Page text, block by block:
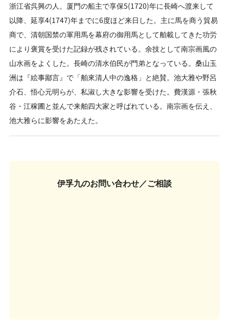
浙江省呉興の人。厦門の船主で享保5(1720)年に長崎へ渡来して
以降、延享4(1747)年までに6度ほど来日した。主に馬を商う貿易
商で、清朝国禁の軍用馬を幕府の御用馬として舶載してきた功労
により褒賞を受けた記録が残されている。余技として南宗画風の
山水画をよくした。長崎の清水伯民が門弟となっている。桑山玉
洲は『絵事鄙言』で「舶來清人中の逸格」と絶賛。池大雅や野呂
介石、悟心元明らが、私淑し大きな影響を受けた。費漢源・張秋
谷・江稼圃と並んで来舶四大家と呼ばれている。南宗画を伝え、
池大雅らに影響をあたえた。
伊孚九のお問い合わせ／ご相談